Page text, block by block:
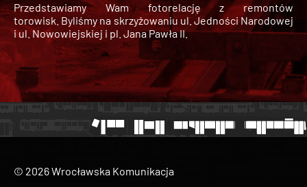
Przedstawiamy Wam fotorelację z remontów
torowisk. Byliśmy na skrzyżowaniu ul. Jedności Narodowej
i ul. Nowowiejskiej i pl. Jana Pawła II.
© 2026 Wrocławska Komunikacja